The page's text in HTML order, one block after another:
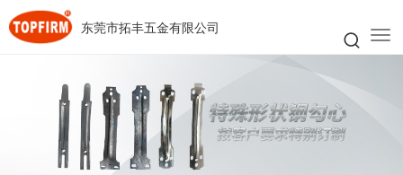
东莞市拓丰五金有限公司